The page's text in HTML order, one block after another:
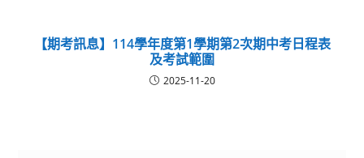
【期考訊息】114學年度第1學期第2次期中考日程表
及考試範圍
2025-11-20